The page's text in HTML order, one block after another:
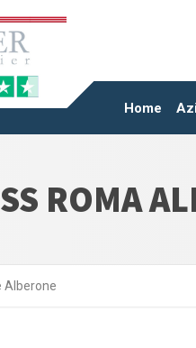
Home
ROMA
Alberone